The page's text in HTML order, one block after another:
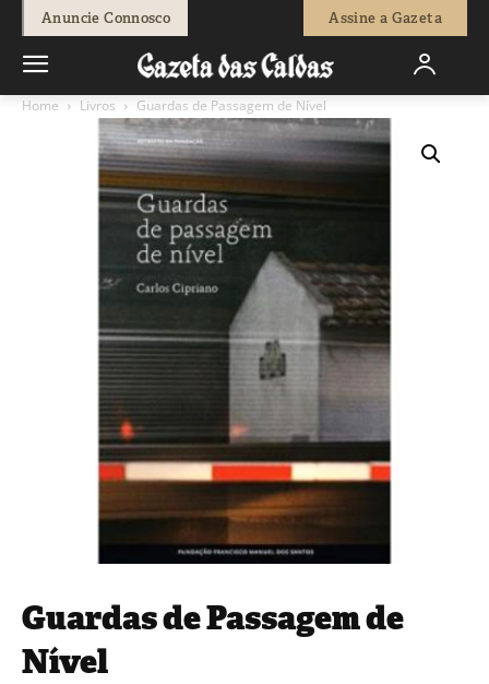
Anuncie Connosco Assine a Gazeta
Home Livros Guardas de Passagem de Nível
Guardas de Passagem de
Nível